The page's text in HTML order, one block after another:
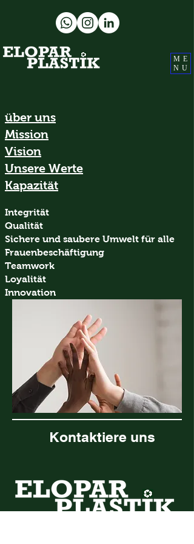
ME
NU
über uns
Mission
Vision
Unsere Werte
Kapazität
Integrität
Qualität
Sichere und saubere Umwelt für alle
Frauenbeschäftigung
Teamwork
Loyalität
Innovation
Kontaktiere uns